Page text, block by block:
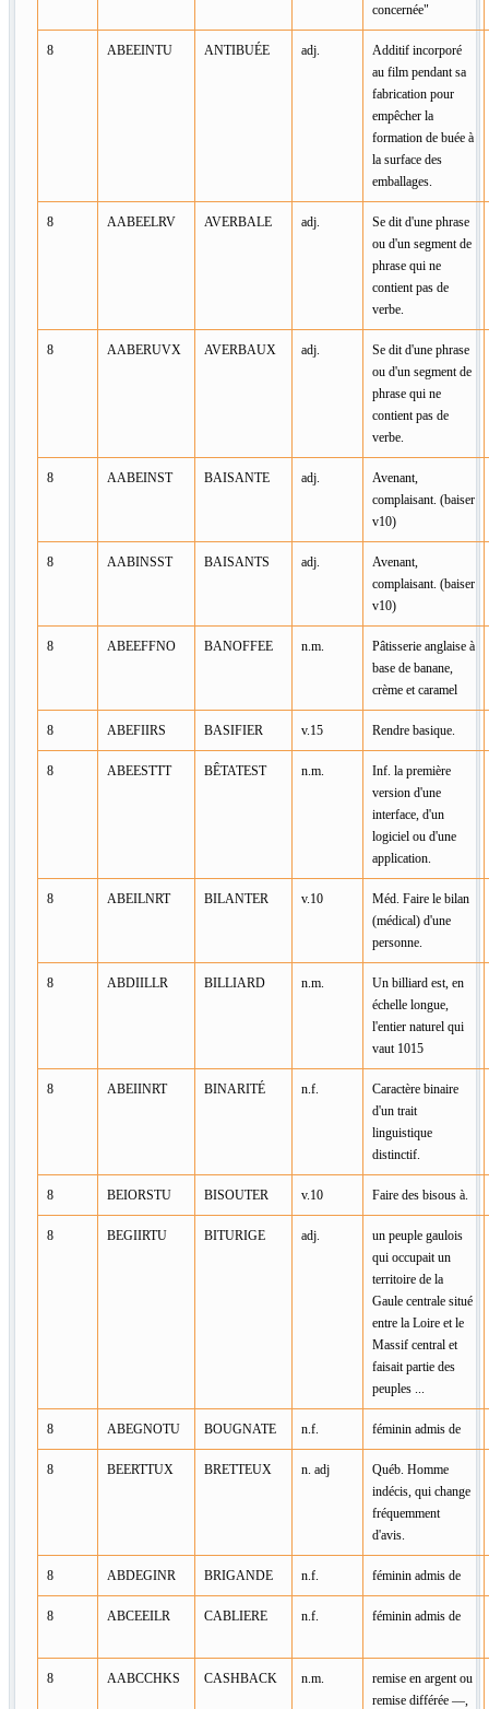
concernée"
8 ABEEINTU ANTIBUÉE adj.
Additif incorporé
au film pendant sa
fabrication pour
empêcher la
formation de buée à
la surface des
emballages.
8 AABEELRV AVERBALE adj.
Se dit d'une phrase
ou d'un segment de
phrase qui ne
contient pas de
verbe.
8 AABERUVX AVERBAUX adj.
Se dit d'une phrase
ou d'un segment de
phrase qui ne
contient pas de
verbe.
8 AABEINST BAISANTE adj.
Avenant,
complaisant. (baiser
v10)
8 AABINSST BAISANTS adj.
Avenant,
complaisant. (baiser
v10)
8 ABEEFFNO BANOFFEE n.m.
Pâtisserie anglaise à
base de banane,
crème et caramel
8 ABEFIIRS BASIFIER v.15 Rendre basique.
8 ABEESTTT BÊTATEST n.m.
Inf. la première
version d'une
interface, d'un
logiciel ou d'une
application.
8 ABEILNRT BILANTER v.10
Méd. Faire le bilan
(médical) d'une
personne.
8 ABDIILLR BILLIARD n.m.
Un billiard est, en
échelle longue,
l'entier naturel qui
vaut 1015
8 ABEIINRT BINARITÉ n.f.
Caractère binaire
d'un trait
linguistique
distinctif.
8 BEIORSTU BISOUTER v.10 Faire des bisous à.
8 BEGIIRTU BITURIGE adj.
un peuple gaulois
qui occupait un
territoire de la
Gaule centrale situé
entre la Loire et le
Massif central et
faisait partie des
peuples ...
8 ABEGNOTU BOUGNATE n.f. féminin admis de
8 BEERTTUX BRETTEUX n. adj
Québ. Homme
indécis, qui change
fréquemment
d'avis.
8 ABDEGINR BRIGANDE n.f. féminin admis de
8 ABCEEILR CABLIERE n.f. féminin admis de
8 AABCCHKS CASHBACK n.m.
remise en argent ou
remise différée —,